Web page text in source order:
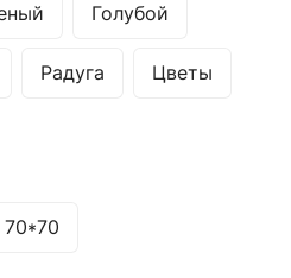
Голубой
Радуга Цветы
70*70